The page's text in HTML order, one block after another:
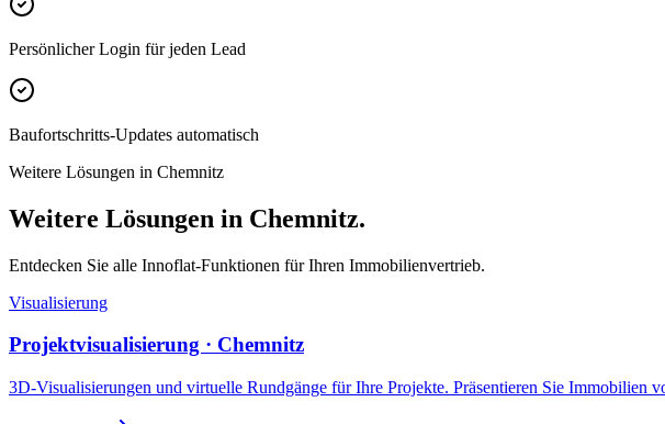
Persönlicher Login für jeden Lead
Baufortschritts-Updates automatisch
Weitere Lösungen in Chemnitz
Weitere Lösungen in Chemnitz.
Entdecken Sie alle Innoflat-Funktionen für Ihren Immobilienvertrieb.
Visualisierung
Projektvisualisierung · Chemnitz
3D-Visualisierungen und virtuelle Rundgänge für Ihre Projekte. Präsentieren Sie Immobilien